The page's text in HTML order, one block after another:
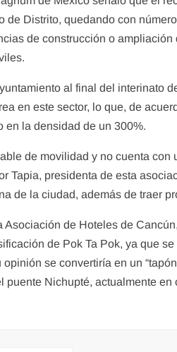
de Distrito, quedando con
de construcción o
al final del interinato
en este sector, lo que, de
en la densidad de un 300%.
de movilidad y no cuenta
Tapia, presidenta de esta
de la ciudad, además de traer
de Hoteles de
de Pok Ta Pok, ya que
se convertiría en un
puente Nichupté, actualmente en